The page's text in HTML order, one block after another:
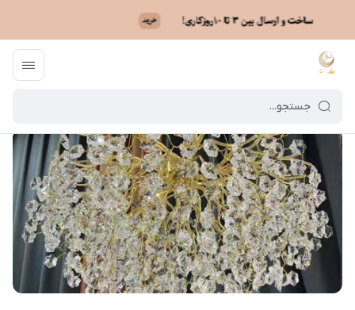
ماه نو / بایگانی نوشته‌ها